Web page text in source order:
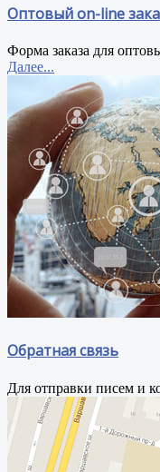
Оптовый on-line
Форма заказа для
Далее...
Обратная связь
Для отправки писем и